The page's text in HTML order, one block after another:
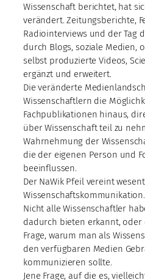
Wissenschaft berichtet, hat
verändert. Zeitungsberichte,
Radiointerviews und der Tag
durch Blogs, soziale Medien,
selbst produzierte Videos,
ergänzt und erweitert.
Die veränderte
Wissenschaftlern die
Fachpublikationen hinaus,
über Wissenschaft teil zu
Wahrnehmung der
die der eigenen Person und
beeinflussen.
Der NaWik Pfeil vereint
Nicht alle Wissenschaftler
dadurch bieten erkannt,
Frage, warum man als
den verfügbaren Medien
kommunizieren sollte.
Jene Frage, auf die es,